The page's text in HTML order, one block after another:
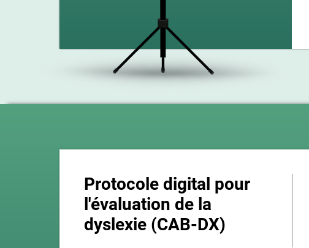
Protocole digital pour
l'évaluation de la
dyslexie (CAB-DX)